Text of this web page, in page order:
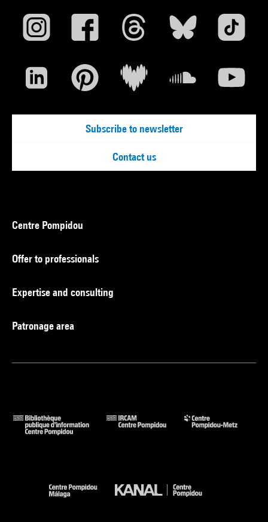
Subscribe to newsletter
Contact us
Centre Pompidou
Offer to professionals
Expertise and consulting
Patronage area